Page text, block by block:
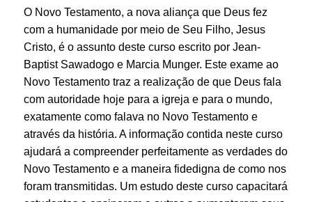
O Novo Testamento, a nova aliança que Deus fez
com a humanidade por meio de Seu Filho, Jesus
Cristo, é o assunto deste curso escrito por Jean-
Baptist Sawadogo e Marcia Munger. Este exame ao
Novo Testamento traz a realização de que Deus fala
com autoridade hoje para a igreja e para o mundo,
exatamente como falava no Novo Testamento e
através da história. A informação contida neste curso
ajudará a compreender perfeitamente as verdades do
Novo Testamento e a maneira fidedigna de como nos
foram transmitidas. Um estudo deste curso capacitará